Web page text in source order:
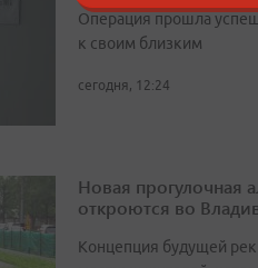
Операция прошла
к своим близким
сегодня, 12:24
Новая прогулочная
откроются во
Концепция будущей